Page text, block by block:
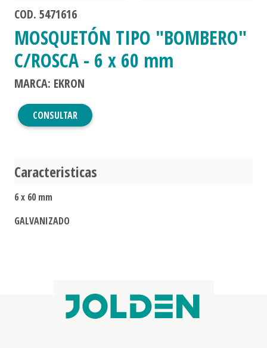
COD. 5471616
MOSQUETÓN TIPO "BOMBERO"
C/ROSCA - 6 x 60 mm
MARCA: EKRON
CONSULTAR
Caracteristicas
6 x 60 mm
GALVANIZADO